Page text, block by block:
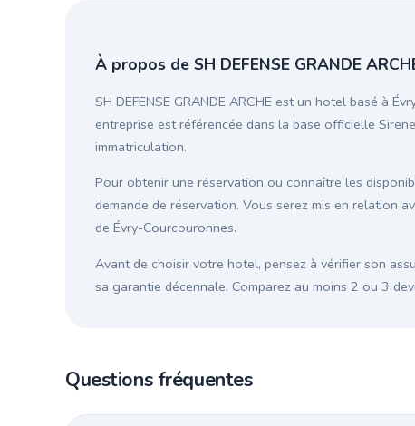
À propos de SH DEFENSE GRANDE
SH DEFENSE GRANDE ARCHE est un hotel basé à
entreprise est référencée dans la base officielle
immatriculation.
Pour obtenir une réservation ou connaître les
demande de réservation. Vous serez mis en relation
de Évry-Courcouronnes.
Avant de choisir votre hotel, pensez à vérifier son
sa garantie décennale. Comparez au moins 2 ou 3
Questions fréquentes